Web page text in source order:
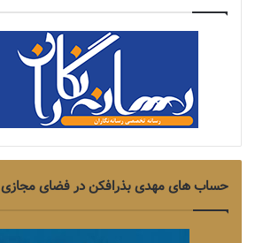
حساب های مهدی بذرافکن در فضای مجازی